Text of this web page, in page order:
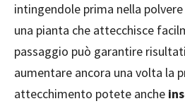
intingendole prima nella
una pianta che attecchisce
passaggio può garantire
aumentare ancora una volta la
attecchimento potete anche